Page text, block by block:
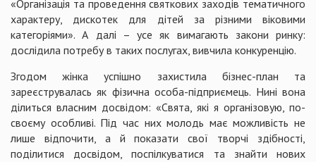
«Організація та проведення святкових заходів тематичного
характеру, дискотек для дітей за різними віковими
категоріями». А далі – усе як вимагають закони ринку:
дослідила потребу в таких послугах, вивчила конкуренцію.
Згодом жінка успішно захистила бізнес-план та
зареєструвалась як фізична особа-підприємець. Нині вона
ділиться власним досвідом: «Свята, які я організовую, по-
своєму особливі. Під час них молодь має можливість не
лише відпочити, а й показати свої творчі здібності,
поділитися досвідом, поспілкуватися та знайти нових